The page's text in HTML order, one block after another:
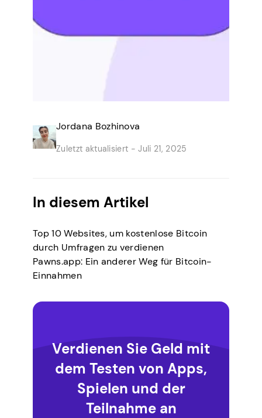
Jordana Bozhinova
Zuletzt aktualisiert - Juli 21, 2025
In diesem Artikel
Top 10 Websites, um kostenlose Bitcoin
durch Umfragen zu verdienen
Pawns.app: Ein anderer Weg für Bitcoin-
Einnahmen
Verdienen Sie Geld mit
dem Testen von Apps,
Spielen und der
Teilnahme an